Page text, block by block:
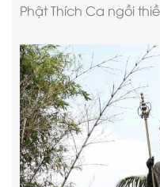
Phật Thích Ca ngồi